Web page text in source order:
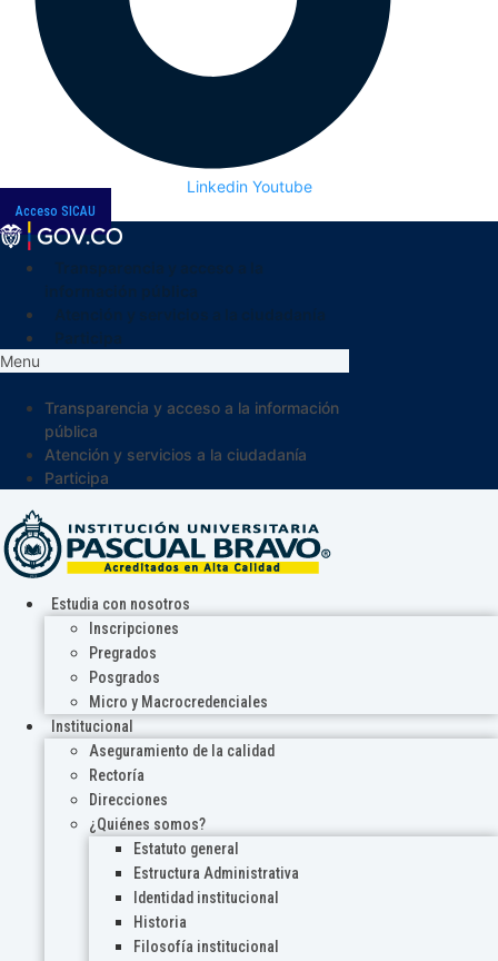
Linkedin Youtube
Acceso SICAU
Menu
Transparencia y acceso a la información
pública
Atención y servicios a la ciudadanía
Participa
Estudia con nosotros
Inscripciones
Pregrados
Posgrados
Micro y Macrocredenciales
Institucional
Aseguramiento de la calidad
Rectoría
Direcciones
¿Quiénes somos?
Estatuto general
Estructura Administrativa
Identidad institucional
Historia
Filosofía institucional